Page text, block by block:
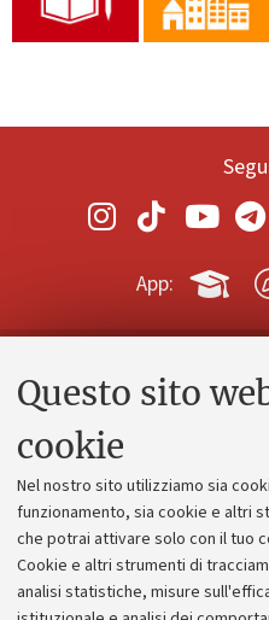
Questo sito
cookie
Nel nostro sito utilizziamo sia
funzionamento, sia cookie e altri
che potrai attivare solo con il tuo
Cookie e altri strumenti di
analisi statistiche, misure
App:
Alumni
Piano